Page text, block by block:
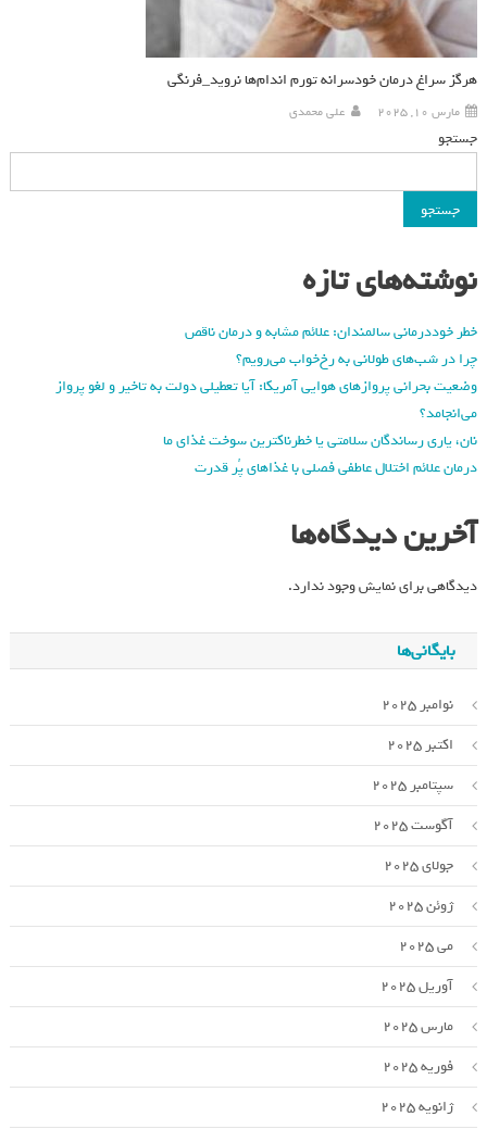
هرگز سراغ درمان خودسرانه تورم اندام‌ها نروید_فرنگی
مارس 10, 2025 علی محمدی
جستجو
جستجو
نوشته‌های تازه
خطر خوددرمانی سالمندان: علائم مشابه و درمان ناقص
چرا در شب‌های طولانی به رخ‌خواب می‌رویم؟
وضعیت بحرانی پروازهای هوایی آمریکا: آیا تعطیلی دولت به تاخیر و لغو پرواز
می‌انجامد؟
نان، یاری رساندگان سلامتی یا خطرناکترین سوخت غذای ما
درمان علائم اختلال عاطفی فصلی با غذاهای پُر قدرت
آخرین دیدگاه‌ها
دیدگاهی برای نمایش وجود ندارد.
بایگانی‌ها
نوامبر 2025
اکتبر 2025
سپتامبر 2025
آگوست 2025
جولای 2025
ژوئن 2025
می 2025
آوریل 2025
مارس 2025
فوریه 2025
ژانویه 2025